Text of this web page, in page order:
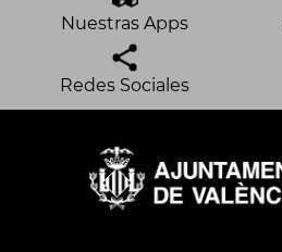
Nuestras Apps
Redes Sociales